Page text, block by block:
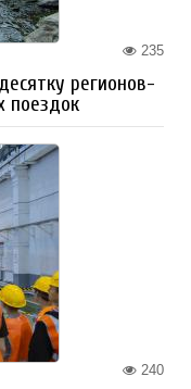
235
регионов-
поездок
240